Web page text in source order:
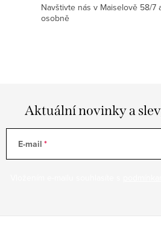
Navštivte nás v Maiselově 58/
osobně
Aktuální novinky a
E-mail